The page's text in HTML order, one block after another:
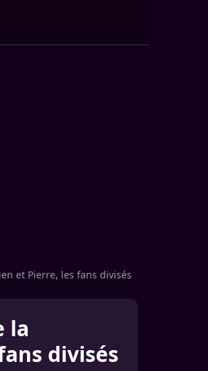
et Pierre, les fans divisés
la
divisés